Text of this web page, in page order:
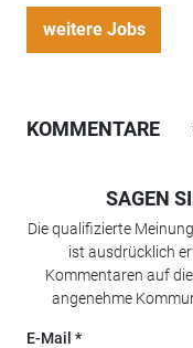
weitere Jobs
KOMMENTARE
SAGEN
Die qualifizierte
ist ausdrücklich
Kommentaren auf
angenehme
E-Mail